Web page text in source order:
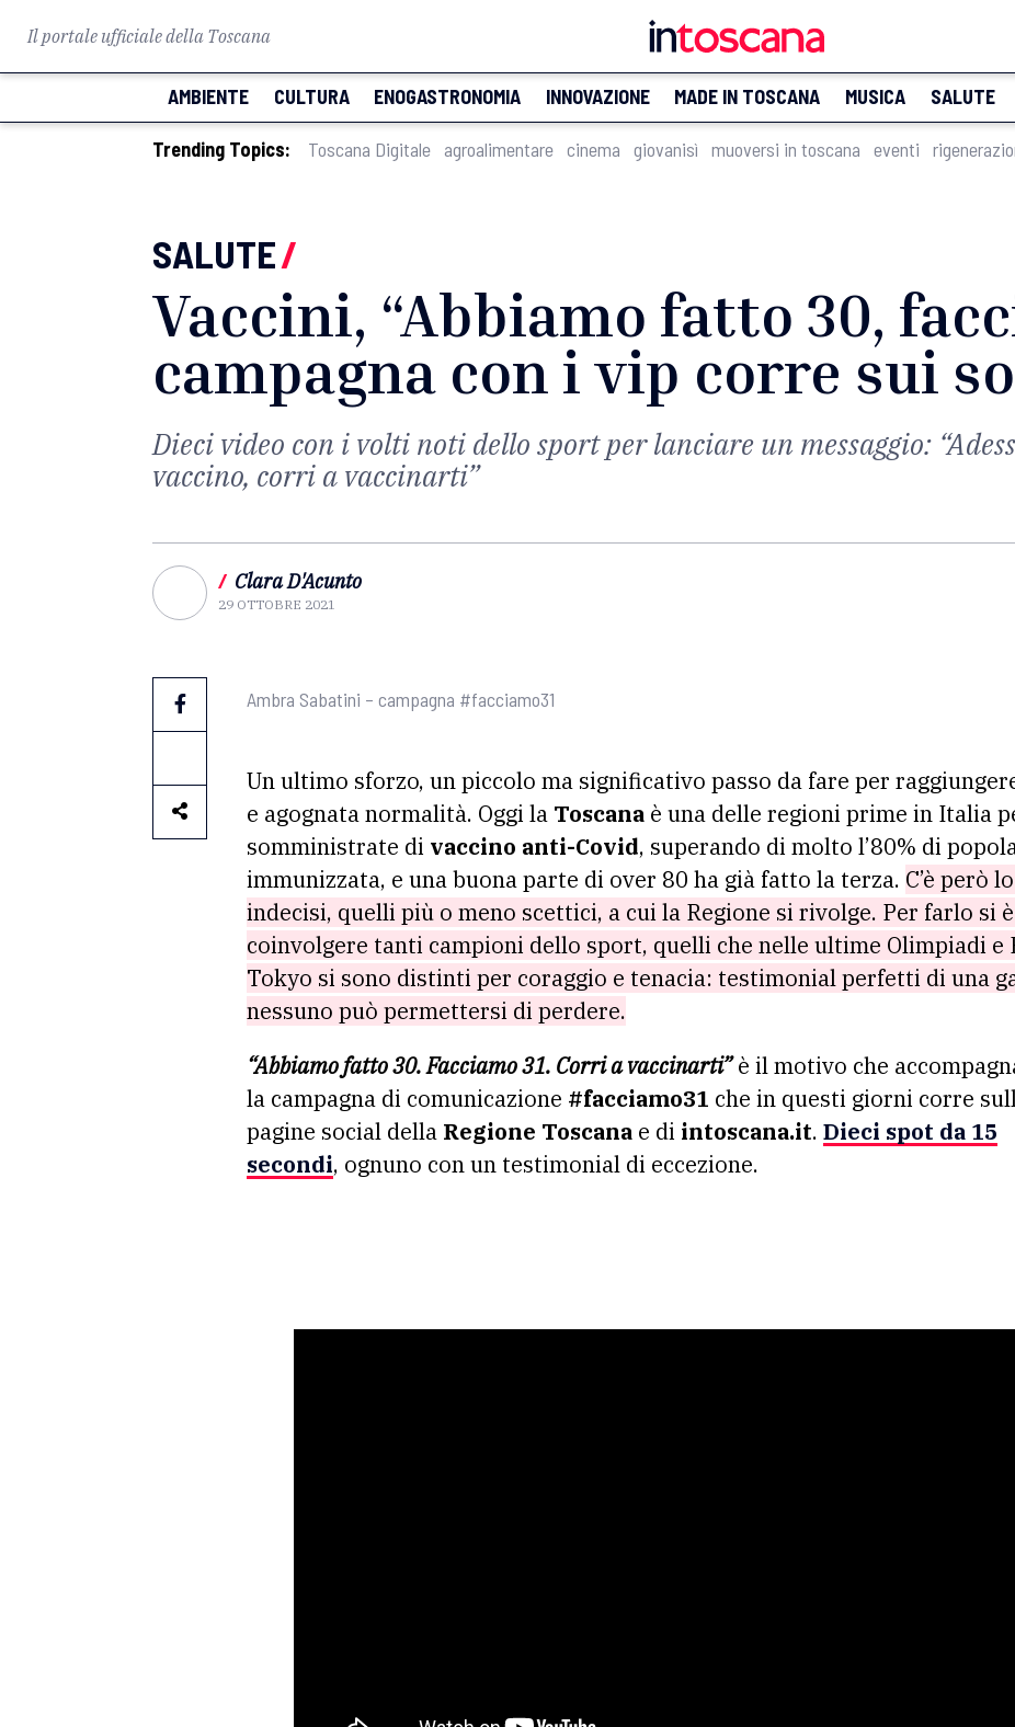
Il portale ufficiale della Toscana
AMBIENTE CULTURA ENOGASTRONOMIA INNOVAZIONE MADE IN TOSCANA MUSICA SALUTE
Trending Topics: Toscana Digitale agroalimentare cinema giovanisì muoversi in toscana eventi
SALUTE/
Vaccini, “Abbiamo fatto 30,
campagna con i vip corre sui
Dieci video con i volti noti dello sport per lanciare un messaggio:
vaccino, corri a vaccinarti”
/ Clara D'Acunto
29 OTTOBRE 2021
Ambra Sabatini – campagna #facciamo31
Un ultimo sforzo, un piccolo ma significativo passo da fare per
e agognata normalità. Oggi la Toscana è una delle regioni prime in Italia
somministrate di vaccino anti-Covid, superando di molto l’80% di
immunizzata, e una buona parte di over 80 ha già fatto la terza. C’è però
indecisi, quelli più o meno scettici, a cui la Regione si rivolge. Per farlo si
coinvolgere tanti campioni dello sport, quelli che nelle ultime Olimpiadi e
Tokyo si sono distinti per coraggio e tenacia: testimonial perfetti di una
nessuno può permettersi di perdere.
“Abbiamo fatto 30. Facciamo 31. Corri a vaccinarti”è il motivo che
la campagna di comunicazione #facciamo31 che in questi giorni corre
pagine social della Regione Toscana e di intoscana.it. Dieci spot da 15
secondi, ognuno con un testimonial di eccezione.